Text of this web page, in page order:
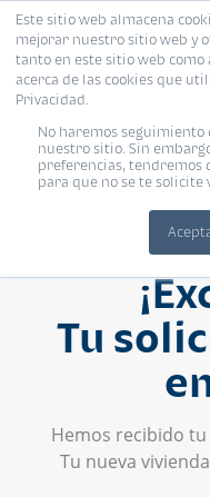
Este sitio web almacena
mejorar nuestro sitio web y
tanto en este sitio web como
acerca de las cookies que
Privacidad.
No haremos
nuestro sitio. Sin
preferencias, tendremos
para que no se te solicite
Tu
Hemos recibido
Tu nueva